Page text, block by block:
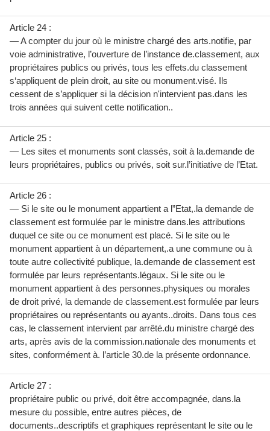
Article 24 :
— A compter du jour où le ministre chargé des arts.notifie, par
voie administrative, l’ouverture de l’instance de.classement, aux
propriétaires publics ou privés, tous les effets.du classement
s‘appliquent de plein droit, au site ou monument.visé. Ils
cessent de s’appliquer si la décision n'intervient pas.dans les
trois années qui suivent cette notification..
Article 25 :
— Les sites et monuments sont classés, soit à la.demande de
leurs propriétaires, publics ou privés, soit sur.l’initiative de l’Etat.
Article 26 :
— Si le site ou le monument appartient a l”Etat,.la demande de
classement est formulée par le ministre dans.les attributions
duquel ce site ou ce monument est placé. Si le site ou le
monument appartient à un département,.a une commune ou à
toute autre collectivité publique, la.demande de classement est
formulée par leurs représentants.légaux. Si le site ou le
monument appartient à des personnes.physiques ou morales
de droit privé, la demande de classement.est formulée par leurs
propriétaires ou représentants ou ayants..droits. Dans tous ces
cas, le classement intervient par arrêté.du ministre chargé des
arts, après avis de la commission.nationale des monuments et
sites, conformément à. l’article 30.de la présente ordonnance.
Article 27 :
propriétaire public ou privé, doit être accompagnée, dans.la
mesure du possible, entre autres pièces, de
documents..descriptifs et graphiques représentant le site ou le